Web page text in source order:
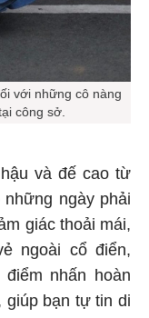
với những cô nàng
công sở.
và đế cao từ
ngày phải
giác thoải mái,
ngoài cổ điển,
nhấn hoàn
giúp bạn tự tin di